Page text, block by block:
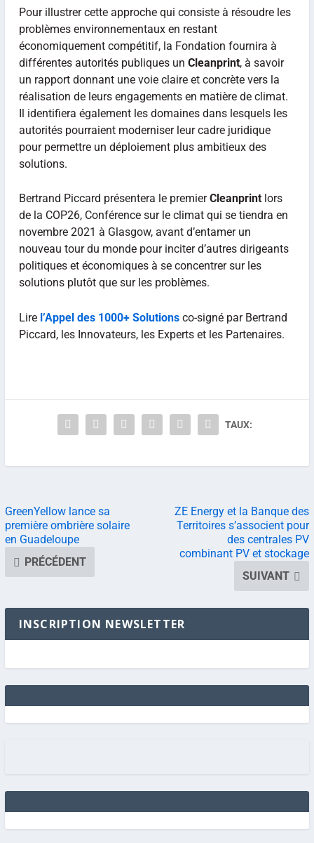
Pour illustrer cette approche qui consiste à résoudre les
problèmes environnementaux en restant
économiquement compétitif, la Fondation fournira à
différentes autorités publiques un Cleanprint, à savoir
un rapport donnant une voie claire et concrète vers la
réalisation de leurs engagements en matière de climat.
Il identifiera également les domaines dans lesquels les
autorités pourraient moderniser leur cadre juridique
pour permettre un déploiement plus ambitieux des
solutions.
Bertrand Piccard présentera le premierCleanprintlors
de la COP26, Conférence sur le climat qui se tiendra en
novembre 2021 à Glasgow, avant d’entamer un
nouveau tour du monde pour inciter d’autres dirigeants
politiques et économiques à se concentrer sur les
solutions plutôt que sur les problèmes.
Lire l’Appel des 1000+ Solutionsco-signé par Bertrand
Piccard, les Innovateurs, les Experts et les Partenaires.
TAUX:
GreenYellow lance sa
première ombrière solaire
en Guadeloupe
PRÉCÉDENT
ZE Energy et la Banque des
Territoires s’associent pour
des centrales PV
combinant PV et stockage
SUIVANT
INSCRIPTION NEWSLETTER